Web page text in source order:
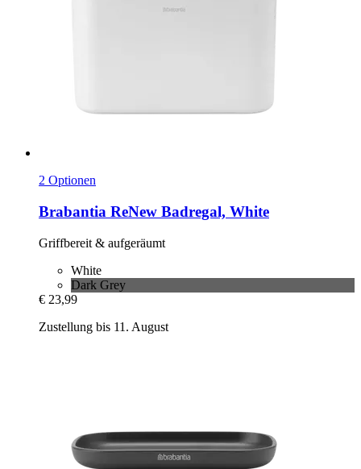
2 Optionen
Brabantia ReNew Badregal, White
Griffbereit & aufgeräumt
White
Dark Grey
€ 23,99
Zustellung bis 11. August